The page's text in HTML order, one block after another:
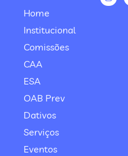
Home
Institucional
Comissões
CAA
ESA
OAB Prev
Dativos
Serviços
Eventos